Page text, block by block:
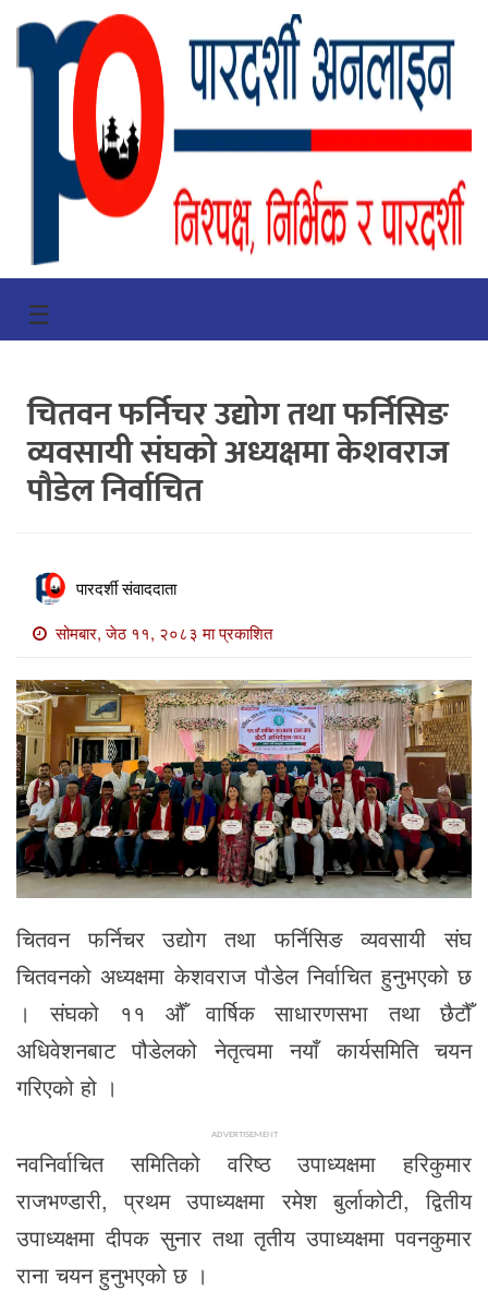
गृहपृष्ठ
भिडियो
प्रमुख
खबर
समाचार
माडी
खबर
☰
चितवन फर्निचर उद्योग तथा फर्निसिङ
व्यवसायी संघको अध्यक्षमा केशवराज
पौडेल निर्वाचित
पारदर्शी संवाददाता
सोमबार, जेठ ११, २०८३ मा प्रकाशित
चितवन फर्निचर उद्योग तथा फर्निसिङ व्यवसायी संघ
चितवनको अध्यक्षमा केशवराज पौडेल निर्वाचित हुनुभएको छ
। संघको ११ औँ वार्षिक साधारणसभा तथा छैटौँ
अधिवेशनबाट पौडेलको नेतृत्वमा नयाँ कार्यसमिति चयन
गरिएको हो ।
ADVERTISEMENT
नवनिर्वाचित समितिको वरिष्ठ उपाध्यक्षमा हरिकुमार
राजभण्डारी, प्रथम उपाध्यक्षमा रमेश बुर्लाकोटी, द्वितीय
उपाध्यक्षमा दीपक सुनार तथा तृतीय उपाध्यक्षमा पवनकुमार
राना चयन हुनुभएको छ ।